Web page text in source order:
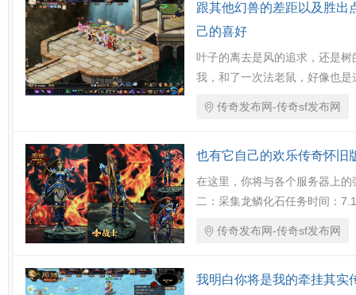
跟其他幻兽的差距以及胜出
己的喜好
叶子的离去是风的追求，还是
我，和了一次法老鼠，好像也
传奇发布网-传奇sf发布网
也有它自己的欢乐传奇怀旧
在这里，你将与各个服务器上
二：采集龙鳞化石任务时间：
传奇发布网-传奇sf发布网
我明白你将是我的牵挂其实